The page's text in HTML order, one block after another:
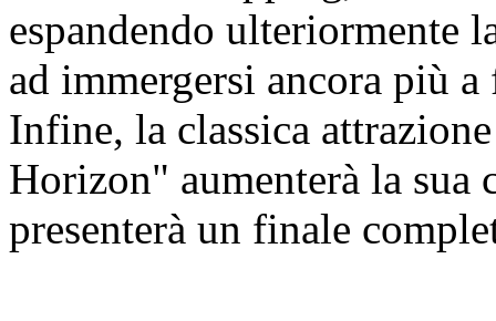
espandendo ulteriormente
ad immergersi ancora più
Infine, la classica
Horizon" aumenterà la sua
presenterà un finale